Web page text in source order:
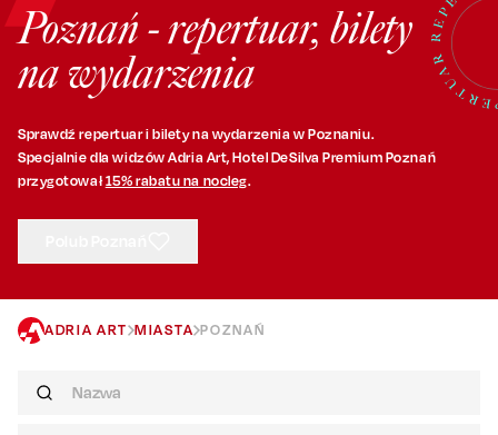
Poznań - repertuar, bilety
na wydarzenia
Sprawdź repertuar i bilety na wydarzenia w Poznaniu.
Specjalnie dla widzów Adria Art, Hotel DeSilva Premium Poznań
przygotował15% rabatu na nocleg.
ADRIA ART MIASTA POZNAŃ